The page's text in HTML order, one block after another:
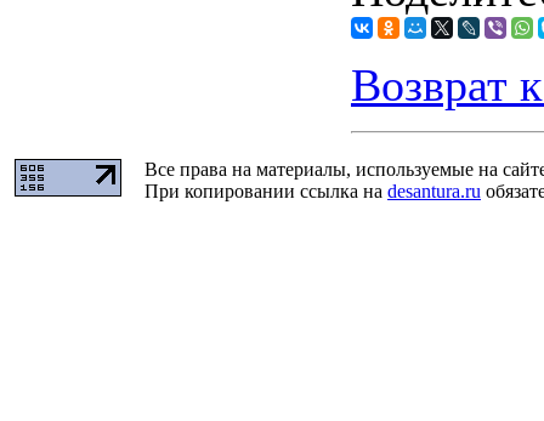
Возврат
Все права на материалы, используемые на
При копировании ссылка на desantura.ru